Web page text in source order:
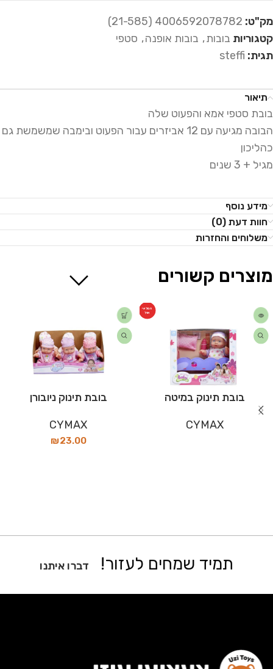
מק"ט: 4006592078782 (21-585)
קטגוריות בובות, בובות אופנה, סטפי
תגית: steffi
תיאור
בובת סטפי אמא והפעוט שלה
הבובה מגיעה עם 12 אביזרים עבור הפעוט ובימבה שמשמשת גם
כהליכון
מגיל + 3 שנים
מידע נוסף
חוות דעת (0)
משלוחים והחזרות
מוצרים קשורים
המלאי
אזל
בובת תינוק במיטה
CYMAX
בובת תינוק ניובורן
CYMAX
₪23.00
תמיד שמחים לעזור! דברו איתנו